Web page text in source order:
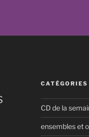
CATÉGORIES
CD de la
ensembles et